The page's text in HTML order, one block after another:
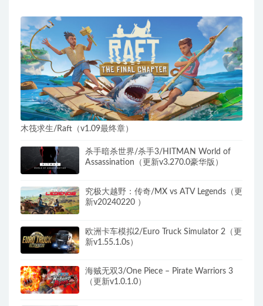
木筏求生/Raft（v1.09最终章）
杀手暗杀世界/杀手3/HITMAN World of
Assassination（更新v3.270.0豪华版）
究极大越野：传奇/MX vs ATV Legends（更
新v20240220 ）
欧洲卡车模拟2/Euro Truck Simulator 2（更
新v1.55.1.0s）
海贼无双3/One Piece – Pirate Warriors 3
（更新v1.0.1.0）